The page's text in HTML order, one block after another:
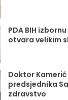
PDA BIH
otvara velikim
Doktor
predsjednika
zdravstvo